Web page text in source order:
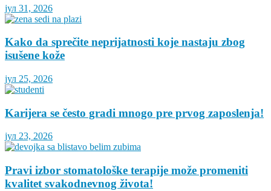
јул 31, 2026
Kako da sprečite neprijatnosti koje nastaju zbog
isušene kože
јул 25, 2026
Karijera se često gradi mnogo pre prvog zaposlenja!
јул 23, 2026
Pravi izbor stomatološke terapije može promeniti
kvalitet svakodnevnog života!